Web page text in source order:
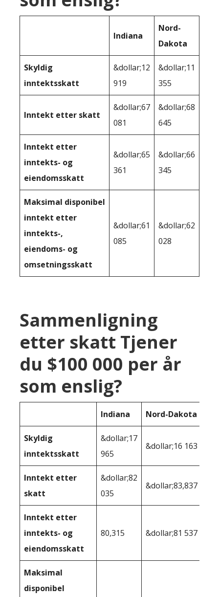
Indiana
Nord-
Dakota
Skyldig
inntektsskatt
&dollar;12
919
&dollar;11
355
Inntekt etter skatt
&dollar;67
081
&dollar;68
645
Inntekt etter
inntekts- og
eiendomsskatt
&dollar;65
361
&dollar;66
345
Maksimal disponibel
inntekt etter
inntekts-,
eiendoms- og
omsetningsskatt
&dollar;61
085
&dollar;62
028
Sammenligning
etter skatt Tjener
du $100 000 per år
som enslig?
Indiana Nord-Dakota
Skyldig
inntektsskatt
&dollar;17
965
&dollar;16 163
Inntekt etter
skatt
&dollar;82
035
&dollar;83,837
Inntekt etter
inntekts- og
eiendomsskatt
80,315 &dollar;81 537
Maksimal
disponibel